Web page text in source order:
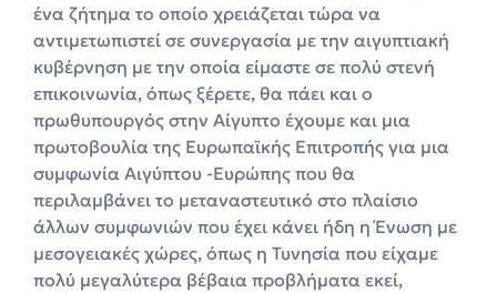
ένα ζήτημα το οποίο χρειάζεται τώρα να
αντιμετωπιστεί σε συνεργασία με την αιγυπτιακή
κυβέρνηση με την οποία είμαστε σε πολύ στενή
επικοινωνία, όπως ξέρετε, θα πάει και ο
πρωθυπουργός στην Αίγυπτο έχουμε και μια
πρωτοβουλία της Ευρωπαϊκής Επιτροπής για μια
συμφωνία Αιγύπτου -Ευρώπης που θα
περιλαμβάνει το μεταναστευτικό στο πλαίσιο
άλλων συμφωνιών που έχει κάνει ήδη η Ένωση με
μεσογειακές χώρες, όπως η Τυνησία που είχαμε
πολύ μεγαλύτερα βέβαια προβλήματα εκεί,